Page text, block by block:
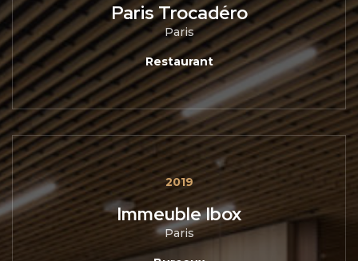
Paris Trocadéro
Paris
Restaurant
2019
Immeuble Ibox
Paris